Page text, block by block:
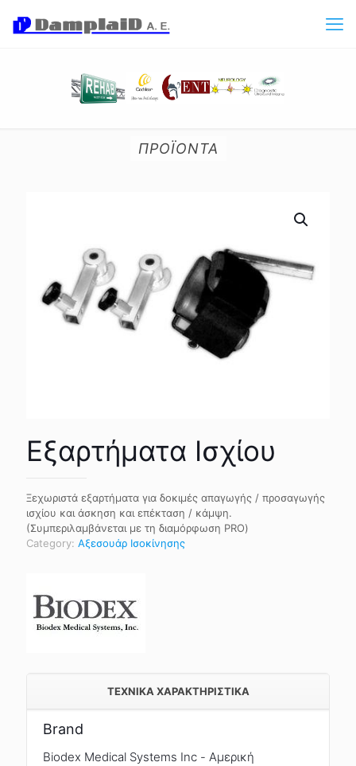
ΠΡΟΪΟΝΤΑ
Εξαρτήματα Ισχίου
Ξεχωριστά εξαρτήματα για δοκιμές απαγωγής / προσαγωγής
ισχίου και άσκηση και επέκταση / κάμψη.
(Συμπεριλαμβάνεται με τη διαμόρφωση PRO)
Category: Αξεσουάρ Ισοκίνησης
TEXNIKA ΧΑΡΑΚΤΗΡΙΣΤΙΚΑ
Brand
Biodex Medical Systems Inc - Αμερική